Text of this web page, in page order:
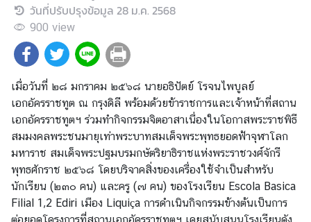
ย
ว
บ
ข่
า
ว
ส
า
ร
วันที่ปรับปรุงข้อมูล 28 ม.ค. 2568
900 view
เมื่อวันที่ ๒๘ มกราคม ๒๕๖๘ นายอธิปัตย์ โรจนไพบูลย์
เอกอัครราชทูต ณ กรุงดิลี พร้อมด้วยข้าราชการและเจ้าหน้าที่สถาน
เอกอัครราชทูตฯ ร่วมทำกิจกรรมจิตอาสาเนื่องในโอกาสพระราชพิธี
สมมงคลพระชนมายุเท่าพระบาทสมเด็จพระพุทธยอดฟ้าจุฬาโลก
มหาราช สมเด็จพระปฐมบรมกษัตริยาธิราชแห่งพระราชวงศ์จักรี
พุทธศักราช ๒๕๖๘ โดยบริจาคสิ่งของเครื่องใช้จำเป็นสำหรับ
นักเรียน (๒๓๐ คน) และครู (๗ คน) ของโรงเรียน Escola Basica
Filial 1,2 Ediri เมือง Liquiça การดำเนินกิจกรรมข้างต้นเป็นการ